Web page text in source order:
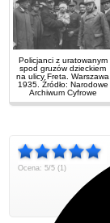
Policjanci z uratowanym
spod gruzów dzieckiem
na ulicy Freta. Warszawa
1935. Źródło: Narodowe
Archiwum Cyfrowe
Ocena: 5/5 (1)